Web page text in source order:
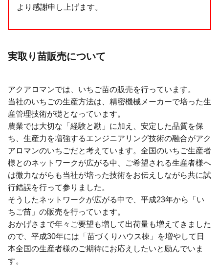
より感謝申し上げます。
実取り苗販売について
アクアロマンでは、いちご苗の販売を行っています。
当社のいちごの生産方法は、精密機械メーカーで培った生
産管理技術が礎となっています。
農業では大切な「経験と勘」に加え、安定した品質を保
ち、生産力を増強するエンジニアリング技術の融合がアク
アロマンのいちごだと考えています。全国のいちご生産者
様とのネットワークが広がる中、ご希望される生産者様へ
は微力ながらも当社が培った技術をお伝えしながら共に試
行錯誤を行って参りました。
そうしたネットワークが広がる中で、平成23年から「い
ちご苗」の販売を行っています。
おかげさまで年々ご要望も増して出荷量も増えてきました
ので、平成30年には「苗づくりハウス棟」を増やして日
本全国の生産者様のご期待にお応えしたいと励んでいま
す。